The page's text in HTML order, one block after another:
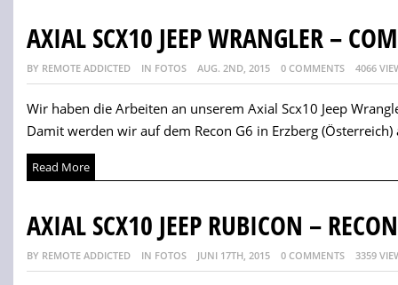
AXIAL SCX10 JEEP WRANGLER –
BY REMOTE ADDICTED IN FOTOS AUG. 2ND, 2015 0 COMMENTS 4066
Wir haben die Arbeiten an unserem Axial Scx10 Jeep
Damit werden wir auf dem Recon G6 in Erzberg (Österreich)
Read More
AXIAL SCX10 JEEP RUBICON –
BY REMOTE ADDICTED IN FOTOS JUNI 17TH, 2015 0 COMMENTS 3359